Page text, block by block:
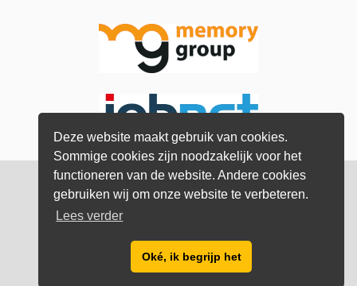
Deze website maakt gebruik van cookies.
Sommige cookies zijn noodzakelijk voor het
functioneren van de website. Andere cookies
gebruiken wij om onze website te verbeteren.
Lees verder
Oké, ik begrijp het
info@bestyoungprofessionals.nl